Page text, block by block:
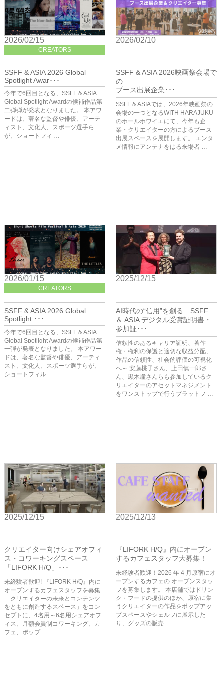
2026/02/15
CREATORS
SSFF & ASIA 2026 Global
Spotlight Awar･･･
今年で6回目となる、SSFF & ASIA
Global Spotlight Awardの候補作品第
二弾弾が発表となりました。 本アワ
ードは、著名な監督や俳優、アーテ
ィスト、文化人、スポーツ選手ら
が、ショートフィ …
2026/02/10
SSFF & ASIA 2026映画祭会場で
の
ブース出展企業･･･
SSFF & ASIAでは、2026年映画祭の
会場の一つとなるWITH HARAJUKU
のホールホワイエにて、今年も企
業・クリエイターの方によるブース
出展スペースを展開します。 エンタ
メ情報にアンテナをはる来場者 …
2026/01/15
CREATORS
SSFF & ASIA 2026 Global
Spotlight ･･･
今年で6回目となる、SSFF & ASIA
Global Spotlight Awardの候補作品第
一弾が発表となりました。 本アワー
ドは、著名な監督や俳優、アーティ
スト、文化人、スポーツ選手らが、
ショートフィル …
2025/12/15
AI時代の“信用”を創る SSFF
＆ ASIA デジタル受賞証明書・
参加証･･･
信頼性のあるキャリア証明、著作
権・権利の保護と適切な収益分配、
作品の信頼性、社会的評価の可視化
へ～ 安藤桃子さん、上田慎一郎さ
ん、黒木瞳さんらも参加しているク
リエイターのアセットマネジメント
をワンストップで行うプラットフ …
2025/12/15
クリエイター向けシェアオフィ
ス・コワーキングスペース
「LIFORK H/Q」･･･
未経験者歓迎! 『LIFORK H/Q』内に
オープンするカフェスタッフを募集
「クリエイターの未来とコンテンツ
をともに創造するスペース」をコン
セプトに、4名用～6名用シェアオフ
ィス、月額会員制コワーキング、カ
フェ、ポップ …
2025/12/13
『LIFORK H/Q』内にオープン
するカフェスタッフ大募集！
未経験者歓迎！2026 年 4 月原宿にオ
ープンするカフェの オープンスタッ
フを募集します。 本店舗ではドリン
ク・フードの提供のほか、原宿に集
うクリエイターの作品をポップアッ
プスペースやシェルフに展示した
り、グッズの販売 …